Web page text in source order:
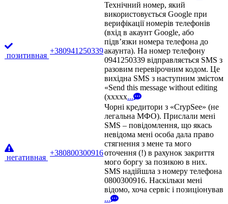
позитивная
+380941250339
Технічний номер, який
використовується Google при
верифікації номерів телефонів
(вхід в акаунт Google, або
підв’язки номера телефона до
акаунта). На номер телефону
0941250339 відправляється SMS з
разовим перевірочним кодом. Це
вихідна SMS з наступним змістом
«Send this message without editing
(xxxxx...
негативная
+380800300916
Чорні кредитори з «CrypSee» (не
легальна МФО). Прислали мені
SMS – повідомлення, що якась
невідома мені особа дала право
стягнення з мене та мого
оточення (!) в рахунок закриття
мого боргу за позикою в них.
SMS надійшла з номеру телефона
0800300916. Наскільки мені
відомо, хоча сервіс і позиціонував
...